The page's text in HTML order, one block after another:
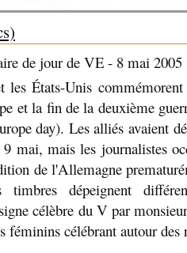
de jour de VE - 8 mai 2005
les États-Unis
et la fin de la deuxième
day). Les alliés avaient
mai, mais les journalistes
de l'Allemagne
timbres dépeignent
célèbre du V par
féminins célébrant autour des